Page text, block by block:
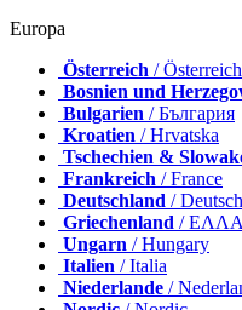
Europa
Österreich / Österreich
Bosnien und
Bulgarien / България
Kroatien / Hrvatska
Tschechien &
Frankreich / France
Deutschland /
Griechenland /
Ungarn / Hungary
Italien / Italia
Niederlande /